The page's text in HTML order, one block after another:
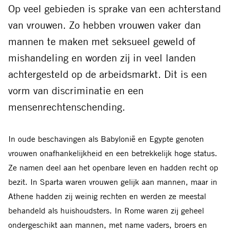
mail
Op veel gebieden is sprake van een achterstand
van vrouwen. Zo hebben vrouwen vaker dan
mannen te maken met seksueel geweld of
mishandeling en worden zij in veel landen
achtergesteld op de arbeidsmarkt. Dit is een
vorm van discriminatie en een
mensenrechtenschending.
In oude beschavingen als Babylonië en Egypte genoten
vrouwen onafhankelijkheid en een betrekkelijk hoge status.
Ze namen deel aan het openbare leven en hadden recht op
bezit. In Sparta waren vrouwen gelijk aan mannen, maar in
Athene hadden zij weinig rechten en werden ze meestal
behandeld als huishoudsters. In Rome waren zij geheel
ondergeschikt aan mannen, met name vaders, broers en